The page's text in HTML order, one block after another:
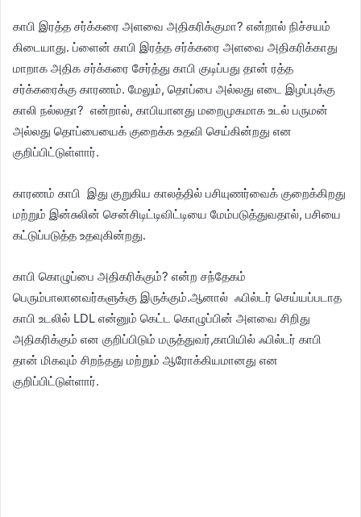
காபி இரத்த சர்க்கரை அளவை அதிகரிக்குமா? என்றால் நிச்சயம்
கிடையாது. ப்ளைன் காபி இரத்த சர்க்கரை அளவை அதிகரிக்காது
மாறாக அதிக சர்க்கரை சேர்த்து காபி குடிப்பது தான் ரத்த
சர்க்கரைக்கு காரணம். மேலும், தொப்பை அல்லது எடை இழப்புக்கு
காலி நல்லதா? என்றால், காபியானது மறைமுகமாக உடல் பருமன்
அல்லது தொப்பையைக் குறைக்க உதவி செய்கின்றது என
குறிப்பிட்டுள்ளார்.
காரணம் காபி இது குறுகிய காலத்தில் பசியுணர்வைக் குறைக்கிறது
மற்றும் இன்சுலின் சென்சிடிட்டிவிட்டியை மேம்படுத்துவதால், பசியை
கட்டுப்படுத்த உதவுகின்றது.
காபி கொழுப்பை அதிகரிக்கும்? என்ற சந்தேகம்
பெரும்பாலானவர்களுக்கு இருக்கும்.ஆனால் ஃபில்டர் செய்யப்படாத
காபி உடலில் LDL என்னும் கெட்ட கொழுப்பின் அளவை சிறிது
அதிகரிக்கும் என குறிப்பிடும் மருத்துவர்,காபியில் ஃபில்டர் காபி
தான் மிகவும் சிறந்தது மற்றும் ஆரோக்கியமானது என
குறிப்பிட்டுள்ளார்.